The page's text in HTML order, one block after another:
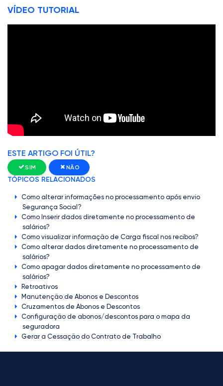
TÓPICOS RELACIONADOS
Como alterar informações no processamento após envio
Segurança Social?
Como Inserir dados diretamente no processamento de
salários?
Como visualizar informação de Carga fiscal nos recibos?
Como alterar dados diretamente no processamento de
salários?
Como apagar dados diretamente no processamento de
salários?
Retroativos
Manutenção de Abonos e Descontos
Cruzamentos de Abonos e Descontos
Configuração de abonos/descontos para o mapa da
seguradora
Gerar a Cessação do Contrato de Trabalho
VÍDEO TUTORIAL
ESTE ARTIGO FOI ÚTIL?
SIM NÃO